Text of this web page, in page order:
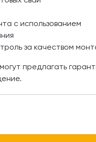
с использованием
за качеством
предлагать